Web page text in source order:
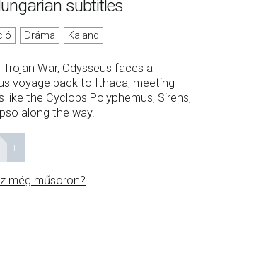
subtitles
Dráma Kaland
War, Odysseus faces a
voyage back to Ithaca, meeting
like the Cyclops Polyphemus, Sirens,
along the way.
F
még műsoron?